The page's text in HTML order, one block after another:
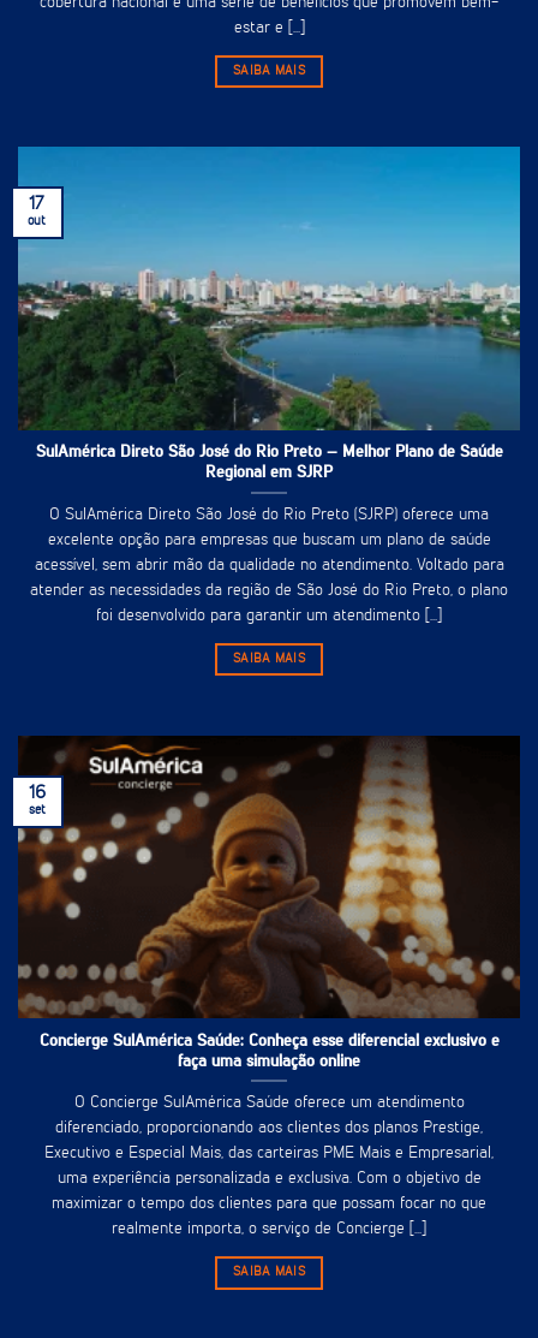
estar e [...]
SAIBA MAIS
SulAmérica Direto São José do Rio Preto – Melhor Plano de Saúde
Regional em SJRP
O SulAmérica Direto São José do Rio Preto (SJRP) oferece uma
excelente opção para empresas que buscam um plano de saúde
acessível, sem abrir mão da qualidade no atendimento. Voltado para
atender as necessidades da região de São José do Rio Preto, o plano
foi desenvolvido para garantir um atendimento [...]
SAIBA MAIS
17
out
Concierge SulAmérica Saúde: Conheça esse diferencial exclusivo e
faça uma simulação online
O Concierge SulAmérica Saúde oferece um atendimento
diferenciado, proporcionando aos clientes dos planos Prestige,
Executivo e Especial Mais, das carteiras PME Mais e Empresarial,
uma experiência personalizada e exclusiva. Com o objetivo de
maximizar o tempo dos clientes para que possam focar no que
realmente importa, o serviço de Concierge [...]
SAIBA MAIS
16
set